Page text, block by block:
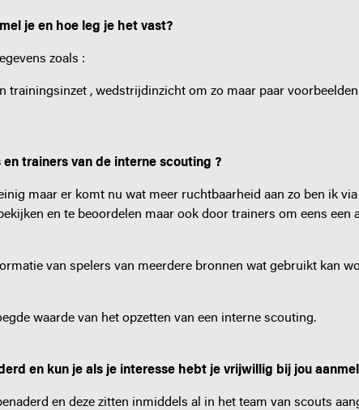
je en hoe leg je het vast?
zoals :
trainingsinzet , wedstrijdinzicht om zo maar paar
trainers van de interne scouting ?
maar er komt nu wat meer ruchtbaarheid aan zo ben ik
en te beoordelen maar ook door trainers om eens een
van spelers van meerdere bronnen wat gebruikt kan
waarde van het opzetten van een interne scouting.
en kun je als je interesse hebt je vrijwillig bij jou
en deze zitten inmiddels al in het team van scouts